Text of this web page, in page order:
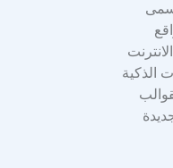
الذكية